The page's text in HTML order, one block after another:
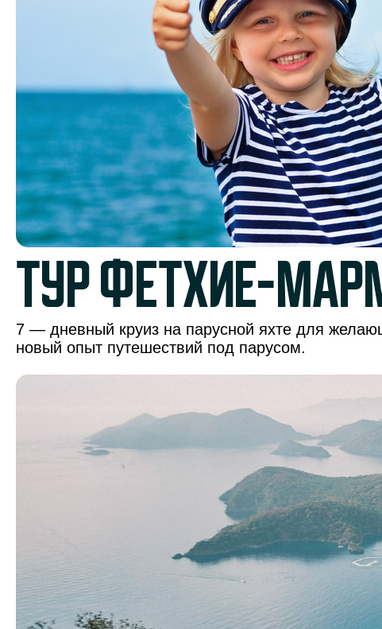
тур Фетхие-
7 — дневный круиз на парусной яхте для
новый опыт путешествий под парусом.